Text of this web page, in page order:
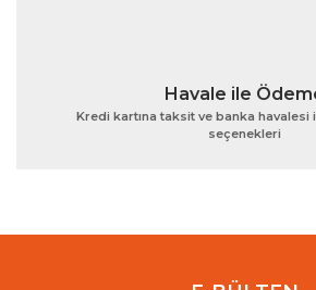
Havale ile
Kredi kartına taksit ve banka havalesi
seçenekleri